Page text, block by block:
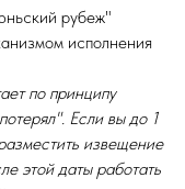
рубеж"
исполнения
по принципу
Если вы до 1
извещение
этой даты работать